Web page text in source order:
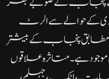
کے حوالے سے الرٹ
پنجاب کے بیشتر
ہے۔متاثرہ علاقوں